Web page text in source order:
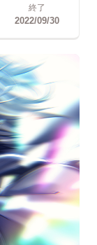
終了
2022/09/30